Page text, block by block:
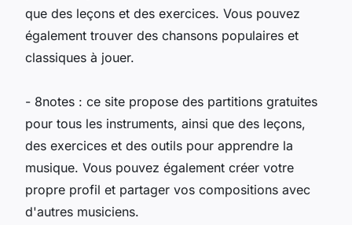
que des leçons et des exercices. Vous pouvez
également trouver des chansons populaires et
classiques à jouer.
- 8notes : ce site propose des partitions gratuites
pour tous les instruments, ainsi que des leçons,
des exercices et des outils pour apprendre la
musique. Vous pouvez également créer votre
propre profil et partager vos compositions avec
d'autres musiciens.